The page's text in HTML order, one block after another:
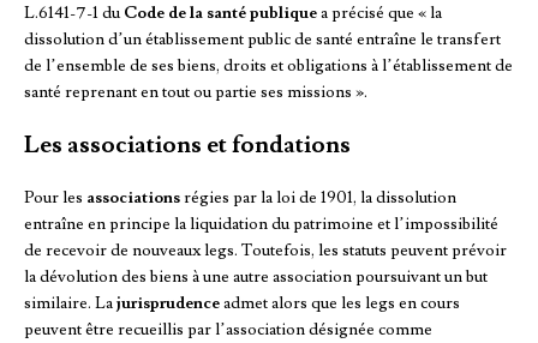
L.6141-7-1 duCode de la santé publiquea précisé que « la
dissolution d’un établissement public de santé entraîne le transfert
de l’ensemble de ses biens, droits et obligations à l’établissement de
santé reprenant en tout ou partie ses missions ».
Les associations et fondations
Pour les associationsrégies par la loi de 1901, la dissolution
entraîne en principe la liquidation du patrimoine et l’impossibilité
de recevoir de nouveaux legs. Toutefois, les statuts peuvent prévoir
la dévolution des biens à une autre association poursuivant un but
similaire. Lajurisprudenceadmet alors que les legs en cours
peuvent être recueillis par l’association désignée comme